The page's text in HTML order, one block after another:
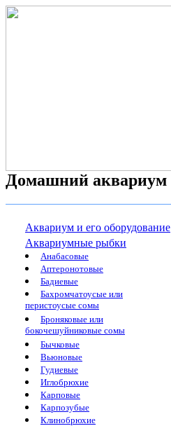
Домашний аквариум
Аквариум и его оборудование
Аквариумные рыбки
Анабасовые
Аптеронотовые
Бадиевые
Бахромчатоусые или
перистоусые сомы
Броняковые или
бокочешуйниковые сомы
Бычковые
Вьюновые
Гудиевые
Иглобрюхие
Карповые
Карпозубые
Клинобрюхие